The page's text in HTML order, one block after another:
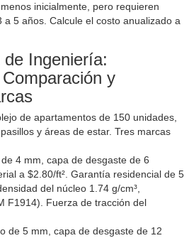
inicialmente, pero requieren
5 años. Calcule el costo anualizado a
Ingeniería:
y
de apartamentos de 150 unidades,
y áreas de estar. Tres marcas
4 mm, capa de desgaste de 6
a $2.80/ft². Garantía residencial de 5
del núcleo 1.74 g/cm³,
F1914). Fuerza de tracción del
de 5 mm, capa de desgaste de 12